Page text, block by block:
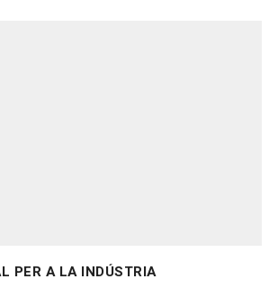
PER A LA INDÚSTRIA